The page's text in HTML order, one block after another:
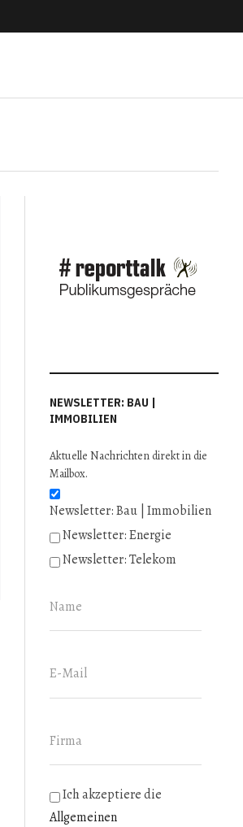
NEWSLETTER: BAU |
IMMOBILIEN
Aktuelle Nachrichten direkt in die
Mailbox.
Newsletter: Bau | Immobilien
Newsletter: Energie
Newsletter: Telekom
Ich akzeptiere die
Allgemeinen